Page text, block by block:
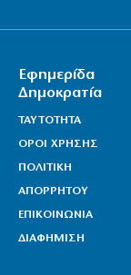
Κάρπαθος:
εντοπισμού
9|08|2026 | 15:10
Εφημερίδα
Δημοκρατία
ΤΑΥΤΟΤΗΤΑ
ΟΡΟΙ ΧΡΗΣΗΣ
ΠΟΛΙΤΙΚΗ
ΑΠΟΡΡΗΤΟΥ
ΕΠΙΚΟΙΝΩΝΙΑ
ΔΙΑΦΗΜΙΣΗ